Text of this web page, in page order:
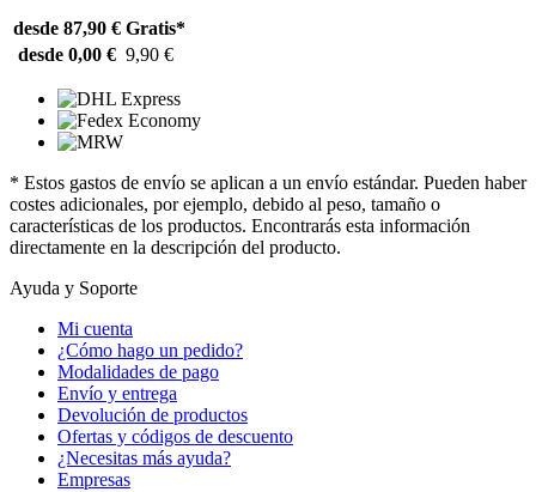
desde 87,90 € Gratis*
desde 0,00 € 9,90 €
* Estos gastos de envío se aplican a un envío estándar. Pueden haber
costes adicionales, por ejemplo, debido al peso, tamaño o
características de los productos. Encontrarás esta información
directamente en la descripción del producto.
Ayuda y Soporte
Mi cuenta
¿Cómo hago un pedido?
Modalidades de pago
Envío y entrega
Devolución de productos
Ofertas y códigos de descuento
¿Necesitas más ayuda?
Empresas